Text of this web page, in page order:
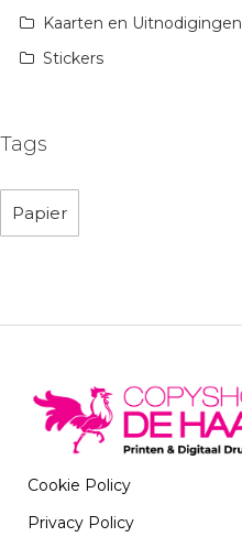
Kaarten en Uitnodigingen
Stickers
Tags
Papier
Cookie Policy
Privacy Policy